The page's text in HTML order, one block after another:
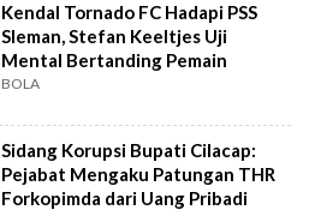
Kendal Tornado FC Hadapi PSS
Sleman, Stefan Keeltjes Uji
Mental Bertanding Pemain
BOLA
Sidang Korupsi Bupati Cilacap:
Pejabat Mengaku Patungan THR
Forkopimda dari Uang Pribadi